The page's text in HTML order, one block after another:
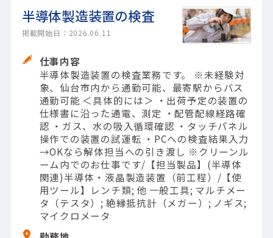
半導体製造装置の検査
掲載開始日：2026.06.11
仕事内容
半導体製造装置の検査業務です。 ※未経験対
象、仙台市内から通勤可能、最寄駅からバス
通勤可能 ＜具体的には＞ ・出荷予定の装置の
仕様書に沿った通電、測定 ・配管配線経路確
認 ・ガス、水の吸入循環確認 ・タッチパネル
操作での装置の試運転 ・PCへの検査結果入力
→OKなら解体担当への引き渡し ※クリーンル
ーム内でのお仕事です/【担当製品】(半導体
関連)半導体・液晶製造装置（前工程）/【使
用ツール】レンチ類; 他 一般工具; マルチメー
タ（テスタ）; 絶縁抵抗計（メガー）; ノギス;
マイクロメータ